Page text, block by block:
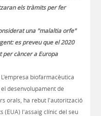
els tràmits per fer
una "malaltia orfe"
es preveu que el 2020
per càncer a Europa
L'empresa biofarmacèutica
desenvolupament de
orals, ha rebut l'autorització
(EUA) l'assaig clínic del seu